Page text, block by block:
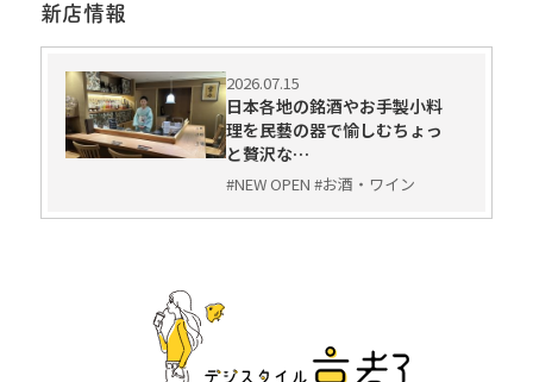
新店情報
2026.07.15
日本各地の銘酒やお手製小料
理を民藝の器で愉しむちょっ
と贅沢な…
#NEW OPEN #お酒・ワイン